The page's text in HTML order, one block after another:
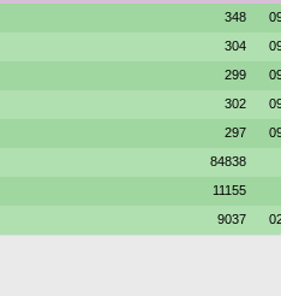
348
304
299
302
297
84838
11155
9037